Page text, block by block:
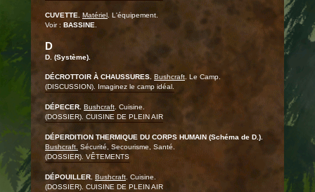
CUVETTE. Matériel . L'équipement.
Voir : BASSINE
D
D. (Système).
DÉCROTTOIR À CHAUSSURES. Bushcraft . Le Camp.
(DISCUSSION). Imaginez le camp idéal.
DÉPECER. Bushcraft . Cuisine.
(DOSSIER). CUISINE DE PLEIN AIR
DÉPERDITION THERMIQUE DU CORPS HUMAIN (Schéma de D.).
Bushcraft. Sécurité, Secourisme, Santé.
(DOSSIER). VÊTEMENTS
DÉPOUILLER. Bushcraft . Cuisine.
(DOSSIER). CUISINE DE PLEIN AIR